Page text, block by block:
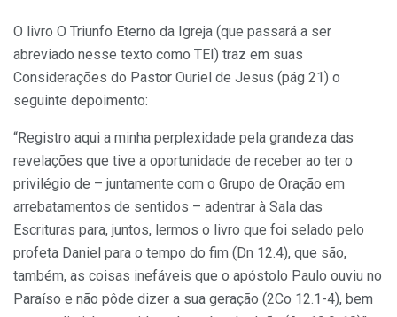
O livro O Triunfo Eterno da Igreja (que passará a ser
abreviado nesse texto como TEI) traz em suas
Considerações do Pastor Ouriel de Jesus (pág 21) o
seguinte depoimento:
“Registro aqui a minha perplexidade pela grandeza das
revelações que tive a oportunidade de receber ao ter o
privilégio de – juntamente com o Grupo de Oração em
arrebatamentos de sentidos – adentrar à Sala das
Escrituras para, juntos, lermos o livro que foi selado pelo
profeta Daniel para o tempo do fim (Dn 12.4), que são,
também, as coisas inefáveis que o apóstolo Paulo ouviu no
Paraíso e não pôde dizer a sua geração (2Co 12.1-4), bem